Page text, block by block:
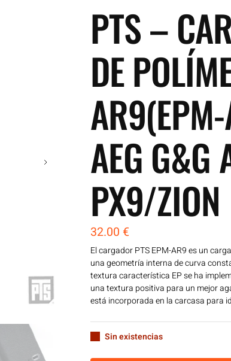
PTS –
DE
AEG
PX9/ZION
32.00 €
El cargador PTS EPM-AR9 es un
una geometría interna de curva
textura característica EP se ha
una textura positiva para un mejor
está incorporada en la carcasa para
Sin existencias